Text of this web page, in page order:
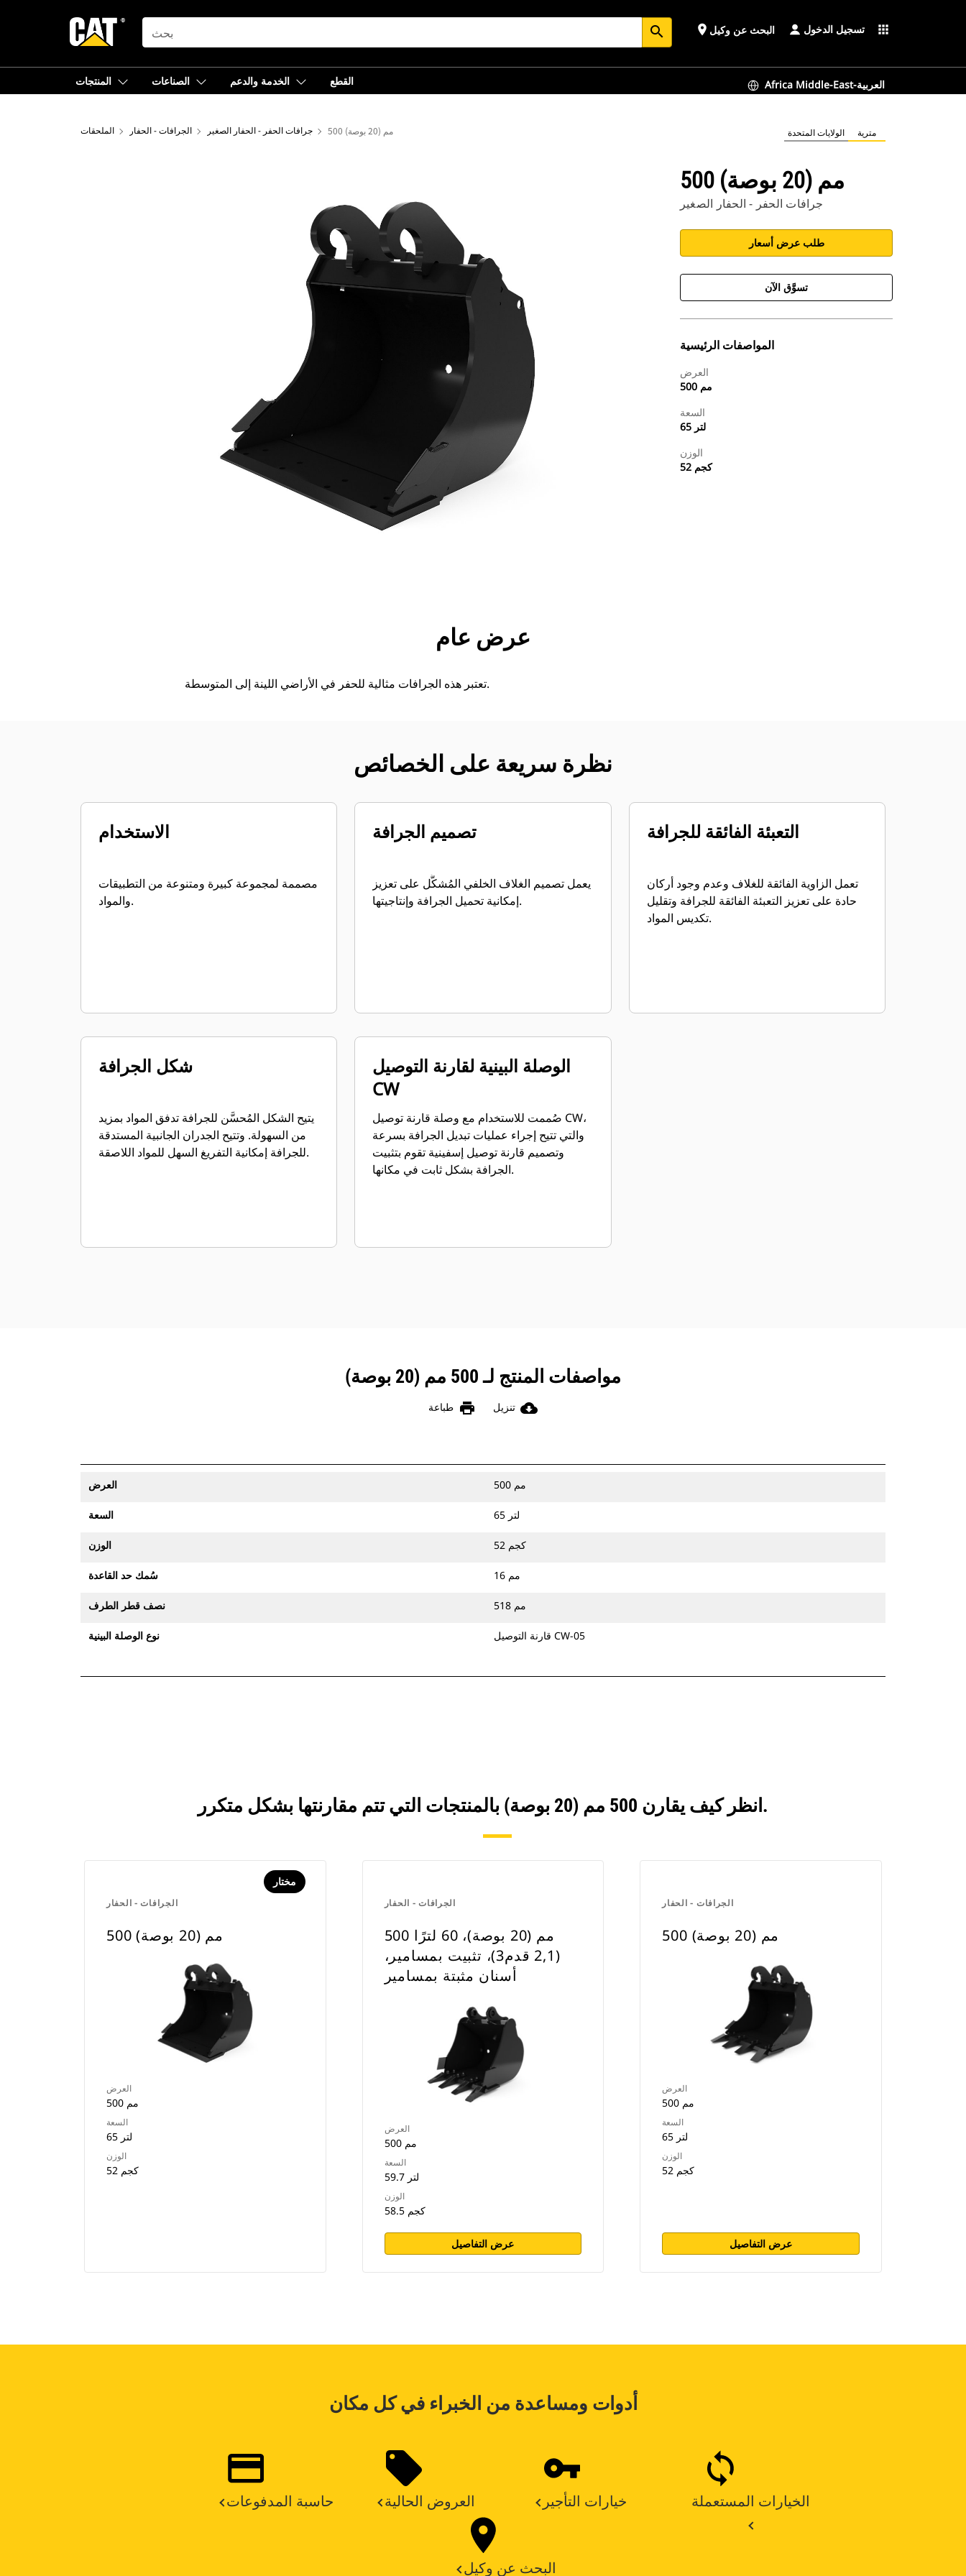
SEARCH search place البحث عن وكيل تسجيل الدخول apps
المنتجات الصناعات الخدمة والدعم القطع Africa Middle-East-العربية
الملحقات الجرافات - الحفار جرافات الحفر - الحفار الصغير 500 مم (20 بوصة) الولايات المتحدة مترية
500 مم (20 بوصة)
جرافات الحفر - الحفار الصغير
طلب عرض أسعار
تسوَّق الآن
المواصفات الرئيسية
العرض
500 مم
السعة
65 لتر
الوزن
52 كجم
الأدوات
عرض عام
تعتبر هذه الجرافات مثالية للحفر في الأراضي اللينة إلى المتوسطة.
نظرة سريعة على الخصائص
الاستخدام
مصممة لمجموعة كبيرة ومتنوعة من التطبيقات
والمواد.
تصميم الجرافة
يعمل تصميم الغلاف الخلفي المُشكَّل على تعزيز
إمكانية تحميل الجرافة وإنتاجيتها.
التعبئة الفائقة للجرافة
تعمل الزاوية الفائقة للغلاف وعدم وجود أركان
حادة على تعزيز التعبئة الفائقة للجرافة وتقليل
تكديس المواد.
شكل الجرافة
يتيح الشكل المُحسَّن للجرافة تدفق المواد بمزيد
من السهولة. وتتيح الجدران الجانبية المستدقة
للجرافة إمكانية التفريغ السهل للمواد اللاصقة.
الوصلة البينية لقارنة التوصيل
CW
صُممت للاستخدام مع وصلة قارنة توصيل CW،
والتي تتيح إجراء عمليات تبديل الجرافة بسرعة
وتصميم قارنة توصيل إسفينية تقوم بتثبيت
الجرافة بشكل ثابت في مكانها.
مواصفات المنتج لـ 500 مم (20 بوصة)
cloud_download تنزيل print طباعة
العرض 500 مم
السعة 65 لتر
الوزن 52 كجم
سُمك حد القاعدة 16 مم
نصف قطر الطرف 518 مم
نوع الوصلة البينية قارنة التوصيل CW-05
انظر كيف يقارن 500 مم (20 بوصة) بالمنتجات التي تتم مقارنتها بشكل متكرر.
الجرافات - الحفار
مختار
500 مم (20 بوصة)
العرض
500 مم
السعة
65 لتر
الوزن
52 كجم
الجرافات - الحفار
500 مم (20 بوصة)، 60 لترًا
(2,1 قدم3)، تثبيت بمسامير،
أسنان مثبتة بمسامير
العرض
500 مم
السعة
59.7 لتر
الوزن
58.5 كجم
عرض التفاصيل
الجرافات - الحفار
500 مم (20 بوصة)
العرض
500 مم
السعة
65 لتر
الوزن
52 كجم
عرض التفاصيل
أدوات ومساعدة من الخبراء في كل مكان
حاسبة المدفوعات العروض الحالية خيارات التأجير الخيارات المستعملة
البحث عن وكيل